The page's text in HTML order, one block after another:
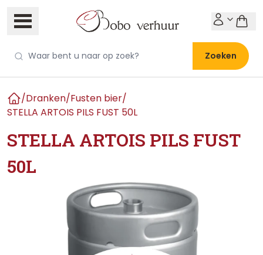
Zoeken
Home
/Dranken/Fusten bier/
STELLA ARTOIS PILS FUST 50L
STELLA ARTOIS PILS FUST
50L